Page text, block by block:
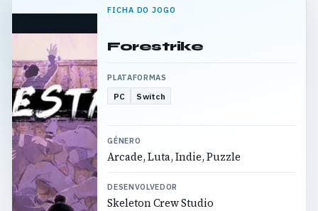
FICHA DO JOGO
Forestrike
PLATAFORMAS
PC Switch
GÉNERO
Arcade, Luta, Indie, Puzzle
DESENVOLVEDOR
Skeleton Crew Studio